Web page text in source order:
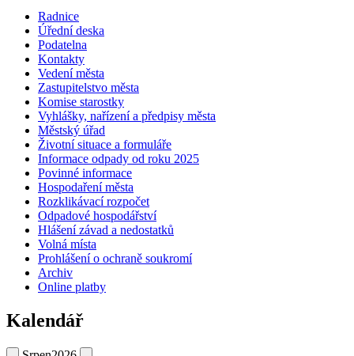
Radnice
Úřední deska
Podatelna
Kontakty
Vedení města
Zastupitelstvo města
Komise starostky
Vyhlášky, nařízení a předpisy města
Městský úřad
Životní situace a formuláře
Informace odpady od roku 2025
Povinné informace
Hospodaření města
Rozklikávací rozpočet
Odpadové hospodářství
Hlášení závad a nedostatků
Volná místa
Prohlášení o ochraně soukromí
Archiv
Online platby
Kalendář